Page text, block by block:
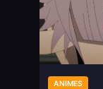
ANIMES